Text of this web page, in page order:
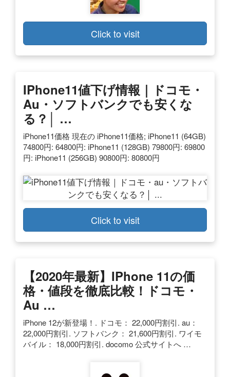
Click to visit
IPhone11値下げ情報｜ドコモ・
Au・ソフトバンクでも安くな
る？│ …
iPhone11価格 現在の iPhone11価格; iPhone11 (64GB)
74800円: 64800円: iPhone11 (128GB) 79800円: 69800
円: iPhone11 (256GB) 90800円: 80800円
Click to visit
【2020年最新】iPhone 11の価
格・値段を徹底比較！ドコモ・
Au …
iPhone 12が新登場！. ドコモ： 22,000円割引. au：
22,000円割引. ソフトバンク： 21,600円割引. ワイモ
バイル： 18,000円割引. docomo 公式サイトへ …